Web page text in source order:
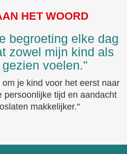
HET WOORD
begroeting elke dag
zowel mijn kind als
voelen."
je kind voor het eerst naar
persoonlijke tijd en aandacht
makkelijker."